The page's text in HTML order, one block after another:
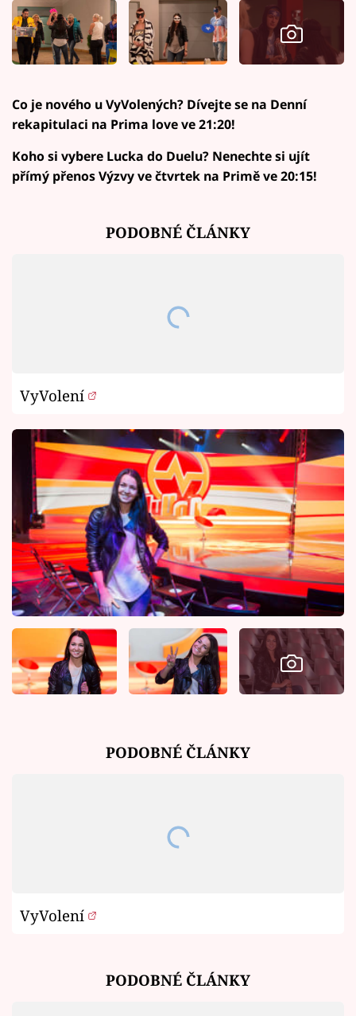
Co je nového u VyVolených? Dívejte se na Denní
rekapitulaci na Prima love ve 21:20!
Koho si vybere Lucka do Duelu? Nenechte si ujít
přímý přenos Výzvy ve čtvrtek na Primě ve 20:15!
PODOBNÉ ČLÁNKY
VyVolení
PODOBNÉ ČLÁNKY
VyVolení
PODOBNÉ ČLÁNKY